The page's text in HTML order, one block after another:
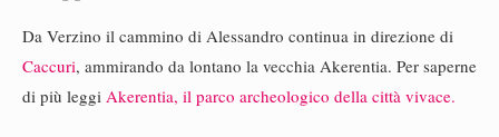
Da Verzino il cammino di Alessandro continua in direzione di
Caccuri, ammirando da lontano la vecchia Akerentia. Per saperne
di più leggi Akerentia, il parco archeologico della città vivace.